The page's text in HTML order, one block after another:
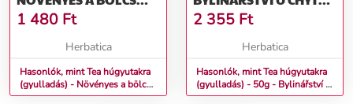
ERDÉSZNŐNÉL - 50 G
1 480 Ft
Herbatica
Hasonlók, mint Tea húgyutakra
(gyulladás) - Növényes a bölcs
erdésznőnél - 50 g
HORÁKYNĚ
2 355 Ft
Herbatica
Hasonlók, mint Tea húgyutakra
(gyulladás) - 50g - Bylinářství U
Chytré horákyně